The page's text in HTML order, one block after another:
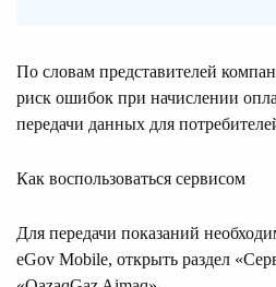
По словам представителей
риск ошибок при начислении
передачи данных для
Как воспользоваться сервисом
Для передачи показаний
eGov Mobile, открыть раздел